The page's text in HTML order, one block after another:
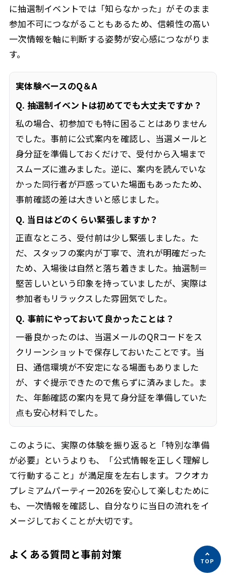
に抽選制イベントでは「知らなかった」がそのまま
参加不可につながることもあるため、信頼性の高い
一次情報を軸に判断する姿勢が安心感につながりま
す。
実体験ベースのQ＆A
Q. 抽選制イベントは初めてでも大丈夫ですか？
私の場合、初参加でも特に困ることはありません
でした。事前に公式案内を確認し、当選メールと
身分証を準備しておくだけで、受付から入場まで
スムーズに進みました。逆に、案内を読んでいな
かった同行者が戸惑っていた場面もあったため、
事前確認の差は大きいと感じました。
Q. 当日はどのくらい緊張しますか？
正直なところ、受付前は少し緊張しました。た
だ、スタッフの案内が丁寧で、流れが明確だった
ため、入場後は自然と落ち着きました。抽選制＝
堅苦しいという印象を持っていましたが、実際は
参加者もリラックスした雰囲気でした。
Q. 事前にやっておいて良かったことは？
一番良かったのは、当選メールのQRコードをス
クリーンショットで保存しておいたことです。当
日、通信環境が不安定になる場面もありました
が、すぐ提示できたので焦らずに済みました。ま
た、年齢確認の案内を見て身分証を準備していた
点も安心材料でした。
このように、実際の体験を振り返ると「特別な準備
が必要」というよりも、「公式情報を正しく理解し
て行動すること」が満足度を左右します。フクオカ
プレミアムパーティー2026を安心して楽しむために
も、一次情報を確認し、自分なりに当日の流れをイ
メージしておくことが大切です。
よくある質問と事前対策